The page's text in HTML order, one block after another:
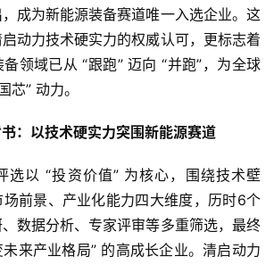
成为新能源装备赛道唯一入选企业。这
动力技术硬实力的权威认可，更标志着
领域已从 “跟跑” 迈向 “并跑”，为全球
芯” 动力。
：以技术硬实力突围新能源赛道
选以 “投资价值” 为核心，围绕技术壁
前景、产业化能力四大维度，历时6个
数据分析、专家评审等多重筛选，最终
来产业格局” 的高成长企业。清启动力